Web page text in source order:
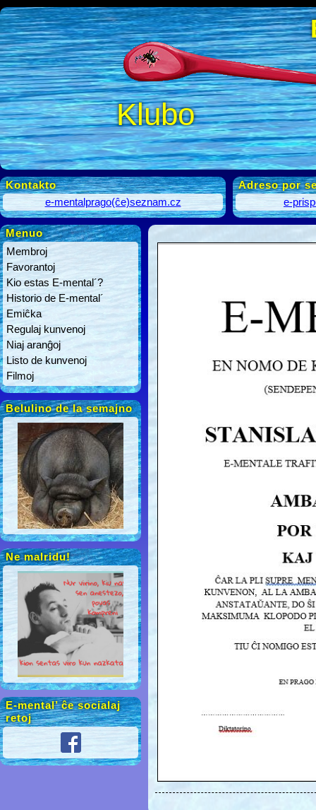
Klubo
Kontakto
e-mentalprago(ĉe)seznam.cz
Adreso por
e-
Menuo
Membroj
Favorantoj
Kio estas E-mental´?
Historio de E-mental´
Emiĉka
Regulaj kunvenoj
Niaj aranĝoj
Listo de kunvenoj
Filmoj
Belulino de la semajno
Ne malridu!
E-mental’ ĉe socialaj
retoj